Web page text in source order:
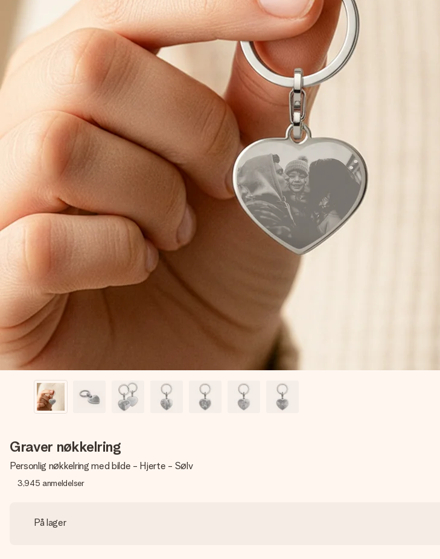
Graver nøkkelring
Personlig nøkkelring med bilde - Hjerte - Sølv
3,945 anmeldelser
På lager